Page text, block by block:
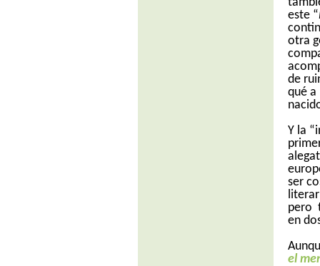
este “
otra
de
qué a
Y la
ser
pero
en
el